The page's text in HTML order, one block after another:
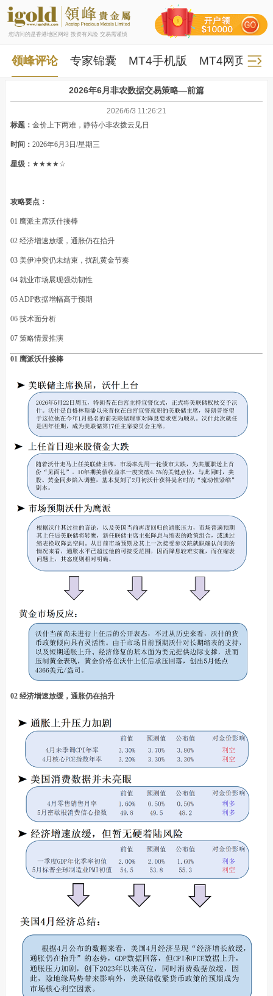
您访问的是香港地区网站 投资有风险 交易需谨慎
领峰评论 专家锦囊 MT4手机版 MT4网页版
2026年6月非农数据交易策略—前篇
2026/6/3 11:26:21
标题： 金价上下两难，静待小非农拨云见日
时间： 2026年6月3日/星期三
星级： ★★★★☆
攻略要点：
01 鹰派主席沃什接棒
02 经济增速放缓，通胀仍在抬升
03 美伊冲突仍未结束，扰乱黄金节奏
04 就业市场展现强劲韧性
05 ADP数据增幅高于预期
06 技术面分析
07 策略情景推演
01 鹰派沃什接棒
02 经济增速放缓，通胀仍在抬升